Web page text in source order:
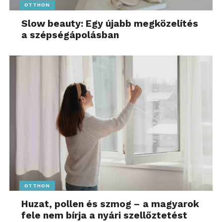
OTTHON
Slow beauty: Egy újabb megközelítés
a szépségápolásban
OTTHON
Huzat, pollen és szmog – a magyarok
fele nem bírja a nyári szellőztetést